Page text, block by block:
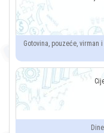
Gotovina, pouzeće, virman